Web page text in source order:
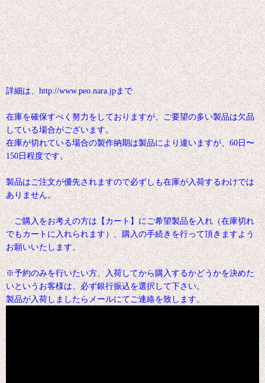
詳細は、http://www.peo.nara.jpまで
在庫を確保すべく努力をしておりますが、ご要望の多い製品は欠品
している場合がございます。
在庫が切れている場合の製作納期は製品により違いますが、60日〜
150日程度です。
製品はご注文が優先されますので必ずしも在庫が入荷するわけでは
ありません。
ご購入をお考えの方は【カート】にご希望製品を入れ（在庫切れ
でもカートに入れられます）、購入の手続きを行って頂きますよう
お願いいたします。
※予約のみを行いたい方、入荷してから購入するかどうかを決めた
いというお客様は、必ず銀行振込を選択して下さい。
製品が入荷しましたらメールにてご連絡を致します。